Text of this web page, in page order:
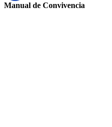
Manual de Convivencia